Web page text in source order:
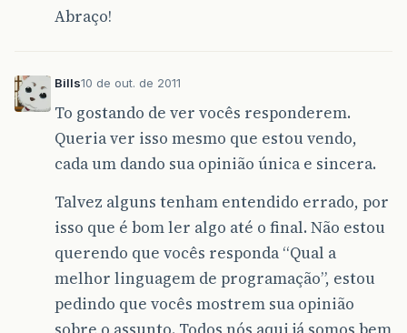
Abraço!
Bills10 de out. de 2011
To gostando de ver vocês responderem.
Queria ver isso mesmo que estou vendo,
cada um dando sua opinião única e sincera.
Talvez alguns tenham entendido errado, por
isso que é bom ler algo até o final. Não estou
querendo que vocês responda “Qual a
melhor linguagem de programação”, estou
pedindo que vocês mostrem sua opinião